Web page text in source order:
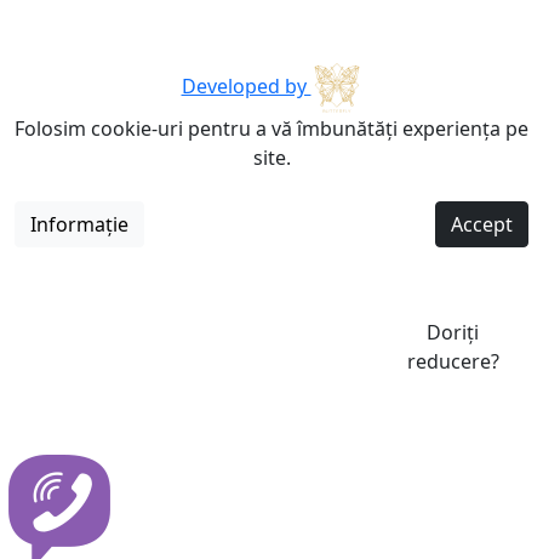
Developed by
Folosim cookie-uri pentru a vă îmbunătăți experiența pe
site.
Informație Accept
Doriți
reducere?